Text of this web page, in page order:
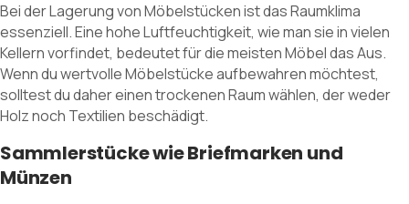
Bei der Lagerung von Möbelstücken ist das Raumklima
essenziell. Eine hohe Luftfeuchtigkeit, wie man sie in vielen
Kellern vorfindet, bedeutet für die meisten Möbel das Aus.
Wenn du wertvolle Möbelstücke aufbewahren möchtest,
solltest du daher einen trockenen Raum wählen, der weder
Holz noch Textilien beschädigt.
Sammlerstücke wie Briefmarken und
Münzen